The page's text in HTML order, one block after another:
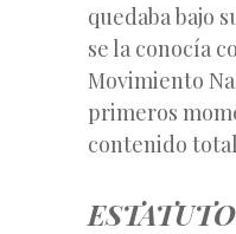
quedaba bajo
se la conocía
Movimiento
primeros
contenido